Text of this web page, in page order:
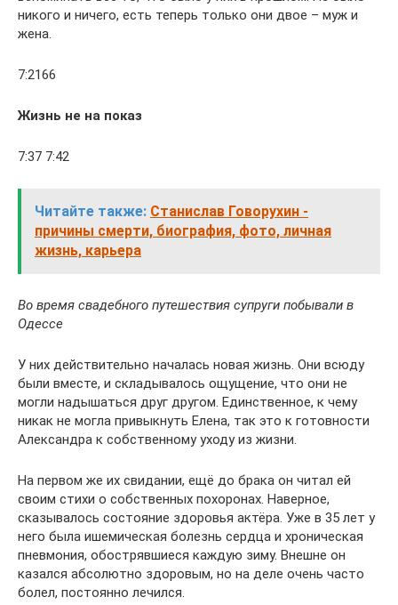
никого и ничего, есть теперь только они двое – муж и
жена.
7:2166
Жизнь не на показ
7:37 7:42
Читайте также: Станислав Говорухин -
причины смерти, биография, фото, личная
жизнь, карьера
Во время свадебного путешествия супруги побывали в
Одессе
У них действительно началась новая жизнь. Они всюду
были вместе, и складывалось ощущение, что они не
могли надышаться друг другом. Единственное, к чему
никак не могла привыкнуть Елена, так это к готовности
Александра к собственному уходу из жизни.
На первом же их свидании, ещё до брака он читал ей
своим стихи о собственных похоронах. Наверное,
сказывалось состояние здоровья актёра. Уже в 35 лет у
него была ишемическая болезнь сердца и хроническая
пневмония, обострявшиеся каждую зиму. Внешне он
казался абсолютно здоровым, но на деле очень часто
болел, постоянно лечился.